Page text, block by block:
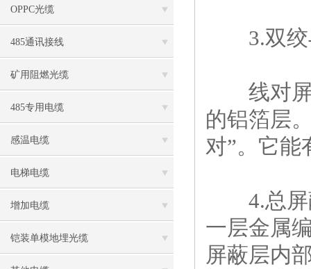
OPPC光缆
485通讯接线
矿用阻燃光缆
485专用电缆
感温电缆
电梯电缆
增加电缆
铠装单模地埋光缆
3.双绞
线对屏
的铝箔层
对”。它能
4.总屏蔽
一层金属
屏蔽层内